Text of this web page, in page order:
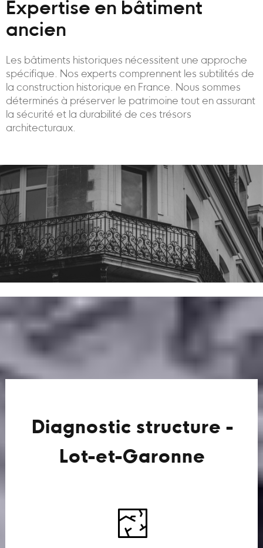
Expertise en bâtiment
ancien
Les bâtiments historiques nécessitent une approche
spécifique. Nos experts comprennent les subtilités de
la construction historique en France. Nous sommes
déterminés à préserver le patrimoine tout en assurant
la sécurité et la durabilité de ces trésors
architecturaux.
Diagnostic structure -
Lot-et-Garonne